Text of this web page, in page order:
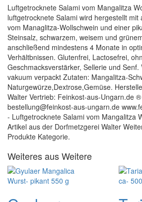
Luftgetrocknete Salami vom Mangalitza
luftgetrocknete Salami wird hergestellt mit
vom Managlitza-Wollschwein und einer
Steinsalz, schwarzem, weisem und
anschließend mindestens 4 Monate in
Verhältbnissen. Glutenfrei, Lactosefrei,
Geschmacksverstärker, Sellerie und
vakuum verpackt Zutaten: Mangalitza-
Naturgewürze,Dextrose,Gemüse.
Walter Vertrieb: Feinkost-aus-Ungarn.de
bestellung@feinkost-aus-ungarn.de
- Luftgetrocknete Salami vom Mangalitza
Artikel aus der Dorfmetzgerei Walter
Produkte Kategorie.
Weiteres aus Weitere